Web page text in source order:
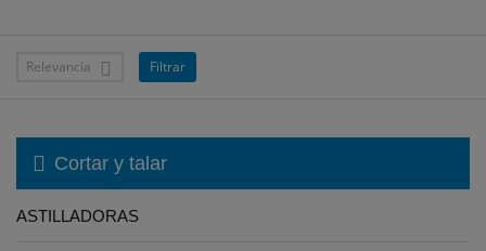
Cortar y talar
ASTILLADORAS
Relevancia  Filtrar